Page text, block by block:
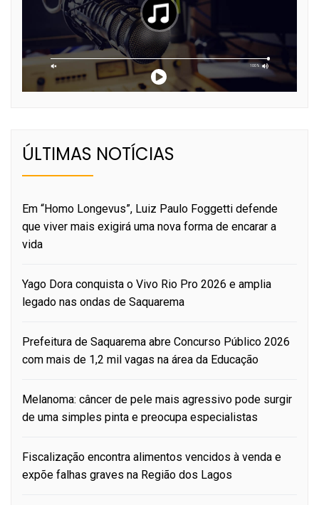
ÚLTIMAS NOTÍCIAS
Em “Homo Longevus”, Luiz Paulo Foggetti defende
que viver mais exigirá uma nova forma de encarar a
vida
Yago Dora conquista o Vivo Rio Pro 2026 e amplia
legado nas ondas de Saquarema
Prefeitura de Saquarema abre Concurso Público 2026
com mais de 1,2 mil vagas na área da Educação
Melanoma: câncer de pele mais agressivo pode surgir
de uma simples pinta e preocupa especialistas
Fiscalização encontra alimentos vencidos à venda e
expõe falhas graves na Região dos Lagos